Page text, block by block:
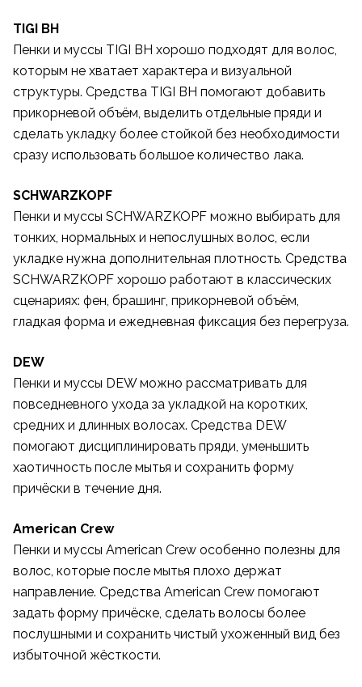
TIGI BH
Пенки и муссы TIGI BH хорошо подходят для волос,
которым не хватает характера и визуальной
структуры. Средства TIGI BH помогают добавить
прикорневой объём, выделить отдельные пряди и
сделать укладку более стойкой без необходимости
сразу использовать большое количество лака.
SCHWARZKOPF
Пенки и муссы SCHWARZKOPF можно выбирать для
тонких, нормальных и непослушных волос, если
укладке нужна дополнительная плотность. Средства
SCHWARZKOPF хорошо работают в классических
сценариях: фен, брашинг, прикорневой объём,
гладкая форма и ежедневная фиксация без перегруза.
DEW
Пенки и муссы DEW можно рассматривать для
повседневного ухода за укладкой на коротких,
средних и длинных волосах. Средства DEW
помогают дисциплинировать пряди, уменьшить
хаотичность после мытья и сохранить форму
причёски в течение дня.
American Crew
Пенки и муссы American Crew особенно полезны для
волос, которые после мытья плохо держат
направление. Средства American Crew помогают
задать форму причёске, сделать волосы более
послушными и сохранить чистый ухоженный вид без
избыточной жёсткости.